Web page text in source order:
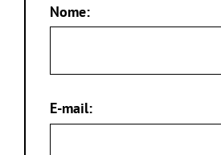
Nome:
E-mail: